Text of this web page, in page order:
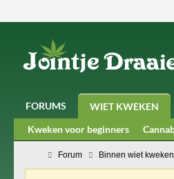
FORUMS WIET KWEKEN
Kweken voor beginners
Forum Binnen wiet kweken